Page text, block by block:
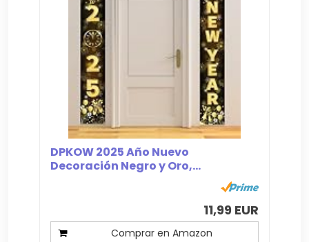
DPKOW 2025 Año Nuevo
Decoración Negro y Oro,...
11,99 EUR
Comprar en Amazon